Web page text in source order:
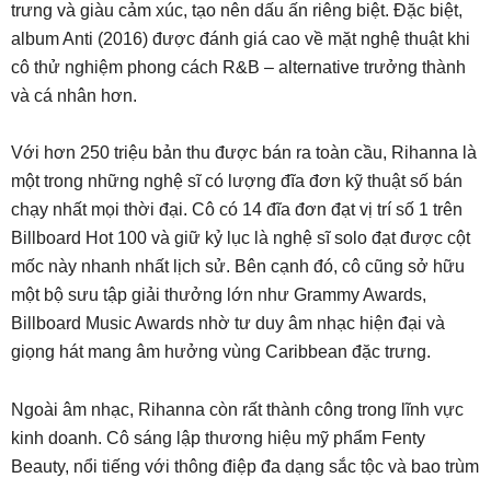
trưng và giàu cảm xúc, tạo nên dấu ấn riêng biệt. Đặc biệt,
album Anti (2016) được đánh giá cao về mặt nghệ thuật khi
cô thử nghiệm phong cách R&B – alternative trưởng thành
và cá nhân hơn.
Với hơn 250 triệu bản thu được bán ra toàn cầu, Rihanna là
một trong những nghệ sĩ có lượng đĩa đơn kỹ thuật số bán
chạy nhất mọi thời đại. Cô có 14 đĩa đơn đạt vị trí số 1 trên
Billboard Hot 100 và giữ kỷ lục là nghệ sĩ solo đạt được cột
mốc này nhanh nhất lịch sử. Bên cạnh đó, cô cũng sở hữu
một bộ sưu tập giải thưởng lớn như Grammy Awards,
Billboard Music Awards nhờ tư duy âm nhạc hiện đại và
giọng hát mang âm hưởng vùng Caribbean đặc trưng.
Ngoài âm nhạc, Rihanna còn rất thành công trong lĩnh vực
kinh doanh. Cô sáng lập thương hiệu mỹ phẩm Fenty
Beauty, nổi tiếng với thông điệp đa dạng sắc tộc và bao trùm